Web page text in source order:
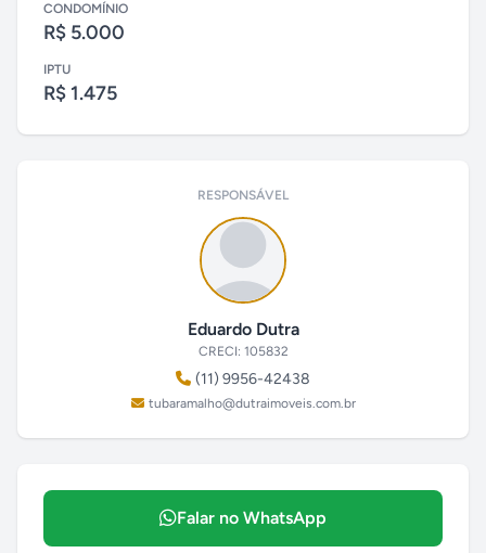
CONDOMÍNIO
R$ 5.000
IPTU
R$ 1.475
RESPONSÁVEL
Eduardo Dutra
CRECI: 105832
(11) 9956-42438
tubaramalho@dutraimoveis.com.br
Falar no WhatsApp